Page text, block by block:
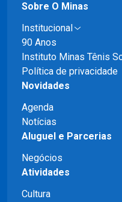
Sobre O Minas
Institucional
90 Anos
Instituto Minas Tênis
Política de privacidade
Novidades
Agenda
Notícias
Aluguel e Parcerias
Negócios
Atividades
Cultura